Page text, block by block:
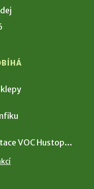
VOC Hustop...